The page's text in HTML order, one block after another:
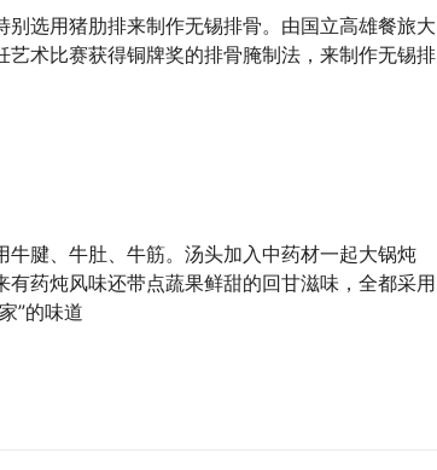
选用猪肋排来制作无锡排骨。由国立高雄餐旅大
术比赛获得铜牌奖的排骨腌制法，来制作无锡排
腱、牛肚、牛筋。汤头加入中药材一起大锅炖
药炖风味还带点蔬果鲜甜的回甘滋味，全都采用
”的味道